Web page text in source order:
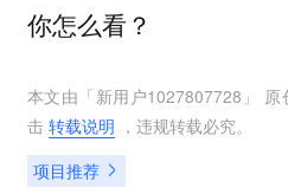
你怎么看？
本文由「 新用户1027807728 」
击 转载说明 ，违规转载必究。
项目推荐